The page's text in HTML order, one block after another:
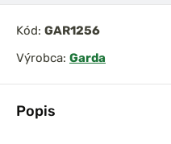
Popis
Kód: GAR1256
Výrobca: Garda